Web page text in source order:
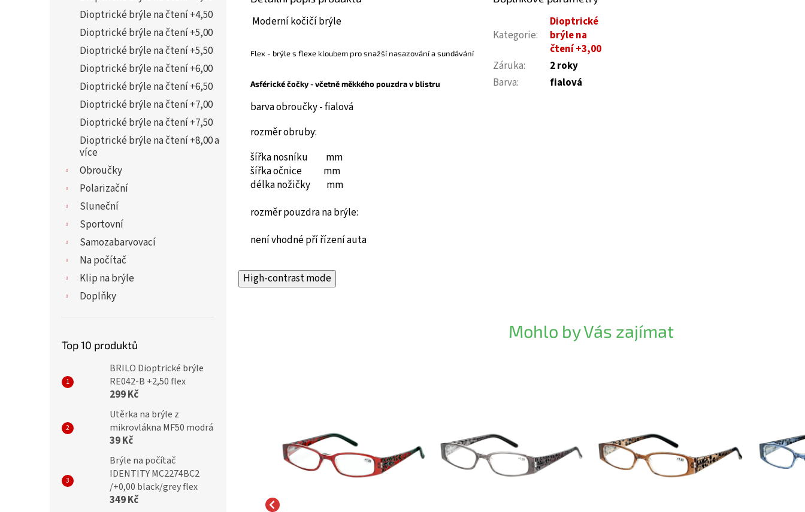
Dioptrické brýle na čtení +4,50
Dioptrické brýle na čtení +5,00
Dioptrické brýle na čtení +5,50
Dioptrické brýle na čtení +6,00
Dioptrické brýle na čtení +6,50
Dioptrické brýle na čtení +7,00
Dioptrické brýle na čtení +7,50
Dioptrické brýle na čtení +8,00 a
více
Obroučky
Polarizační
Sluneční
Sportovní
Samozabarvovací
Na počítač
Klip na brýle
Doplňky
Top 10 produktů
BRILO Dioptrické brýle
RE042-B +2,50 flex
299 Kč
Utěrka na brýle z
mikrovlákna MF50 modrá
39 Kč
Brýle na počítač
IDENTITY MC2274BC2
/+0,00 black/grey flex
349 Kč
Moderní kočičí brýle
Flex - brýle s flexe kloubem pro snažší nasazování a sundávání
Asférické čočky - včetně měkkého pouzdra v blistru
barva obroučky -fialová
rozměr obruby:
šířka nosníku mm
šířka očnice mm
délka nožičky mm
rozměr pouzdra na brýle:
není vhodné pří řízení auta
Kategorie:
Dioptrické
brýle na
čtení +3,00
Záruka:
2 roky
Barva: fialová
High-contrast mode
Mohlo by Vás zajímat